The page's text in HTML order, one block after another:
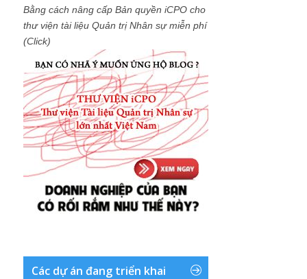
Bằng cách nâng cấp Bản quyền iCPO cho
thư viện tài liệu Quản trị Nhân sự miễn phí
(Click)
Các dự án đang triển khai